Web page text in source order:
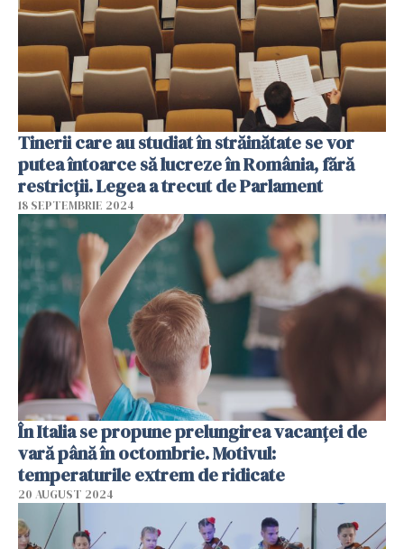
Tinerii care au studiat în străinătate se vor
putea întoarce să lucreze în România, fără
restricții. Legea a trecut de Parlament
18 SEPTEMBRIE 2024
În Italia se propune prelungirea vacanței de
vară până în octombrie. Motivul:
temperaturile extrem de ridicate
20 AUGUST 2024